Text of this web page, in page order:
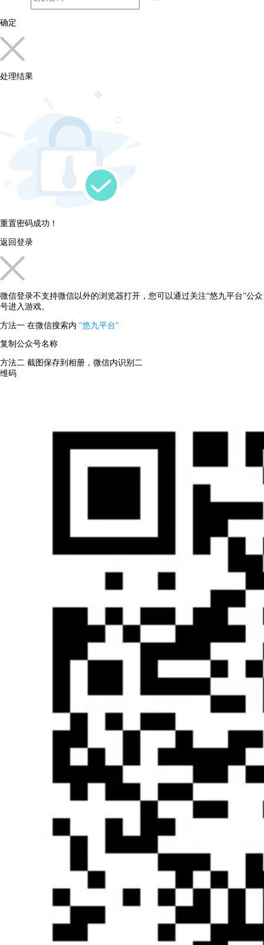
确定
处理结果
重置密码成功！
返回登录
微信登录不支持微信以外的浏览器打开，您可以通过关注“悠九平台”公众
号进入游戏。
方法一 在微信搜索内 "悠九平台"
复制公众号名称
方法二 截图保存到相册，微信内识别二
维码